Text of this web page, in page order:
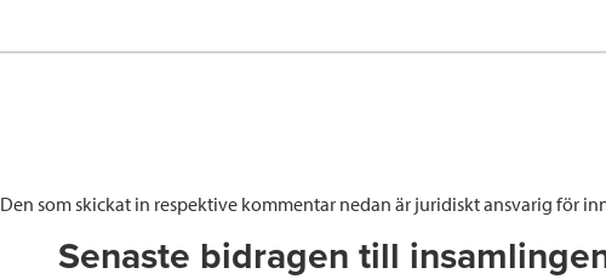
Den som skickat in respektive kommentar nedan är juridiskt ansvarig för
Senaste bidragen till